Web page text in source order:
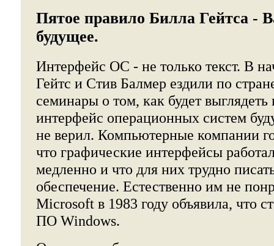
Пятое правило Билла Гейтса -
будущее.
Интерфейс ОС - не только текст. В
Гейтс и Стив Балмер ездили по
семинары о том, как будет
интерфейс операционных систем
не верил. Компьютерные компании
что графические интерфейсы
медленно и что для них трудно
обеспечение. Естественно им не
Microsoft в 1983 году объявила, что
ПО Windows.